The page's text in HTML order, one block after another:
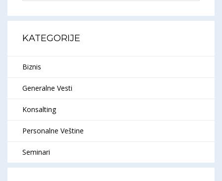
KATEGORIJE
Biznis
Generalne Vesti
Konsalting
Personalne Veštine
Seminari